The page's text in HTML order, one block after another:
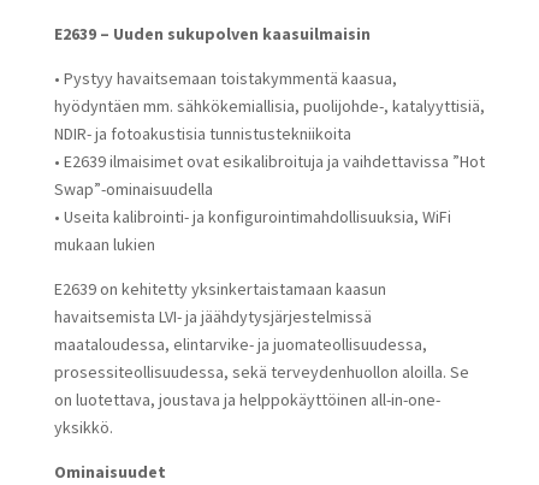
E2639 – Uuden sukupolven kaasuilmaisin
• Pystyy havaitsemaan toistakymmentä kaasua,
hyödyntäen mm. sähkökemiallisia, puolijohde-, katalyyttisiä,
NDIR- ja fotoakustisia tunnistustekniikoita
• E2639 ilmaisimet ovat esikalibroituja ja vaihdettavissa ”Hot
Swap”-ominaisuudella
• Useita kalibrointi- ja konfigurointimahdollisuuksia, WiFi
mukaan lukien
E2639 on kehitetty yksinkertaistamaan kaasun
havaitsemista LVI- ja jäähdytysjärjestelmissä
maataloudessa, elintarvike- ja juomateollisuudessa,
prosessiteollisuudessa, sekä terveydenhuollon aloilla. Se
on luotettava, joustava ja helppokäyttöinen all-in-one-
yksikkö.
Ominaisuudet